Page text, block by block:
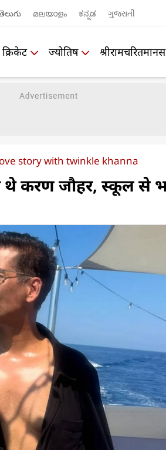
മലയാളം ಕನ್ನಡ ગુજરાતી
क्रिकेट ज्योतिष श्रीरामचरितमानस
story with twinkle khanna
थे करण जौहर, स्कूल से